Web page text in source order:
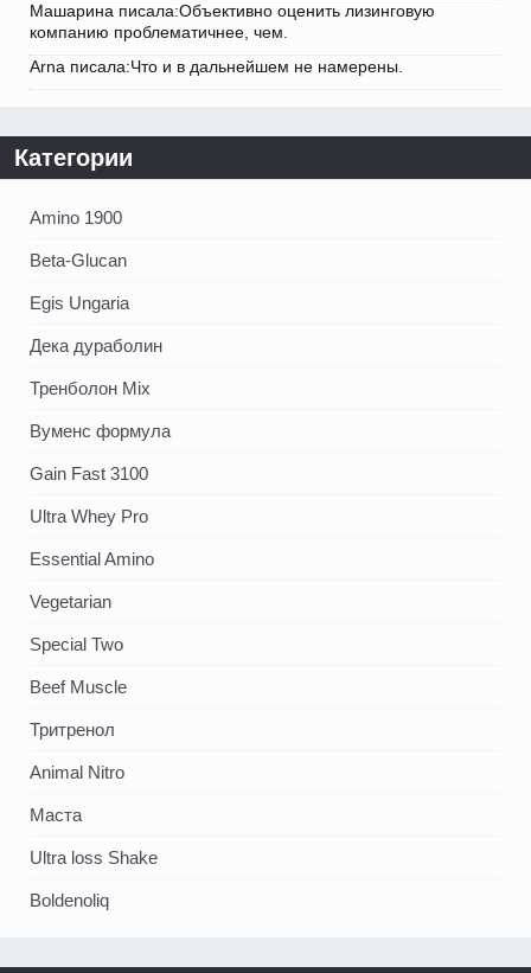
Машарина писала:Объективно оценить лизинговую
компанию проблематичнее, чем.
Arna писала:Что и в дальнейшем не намерены.
Категории
Amino 1900
Beta-Glucan
Egis Ungaria
Дека дураболин
Тренболон Mix
Вуменс формула
Gain Fast 3100
Ultra Whey Pro
Essential Amino
Vegetarian
Special Two
Beef Muscle
Тритренол
Animal Nitro
Маста
Ultra loss Shake
Boldenoliq